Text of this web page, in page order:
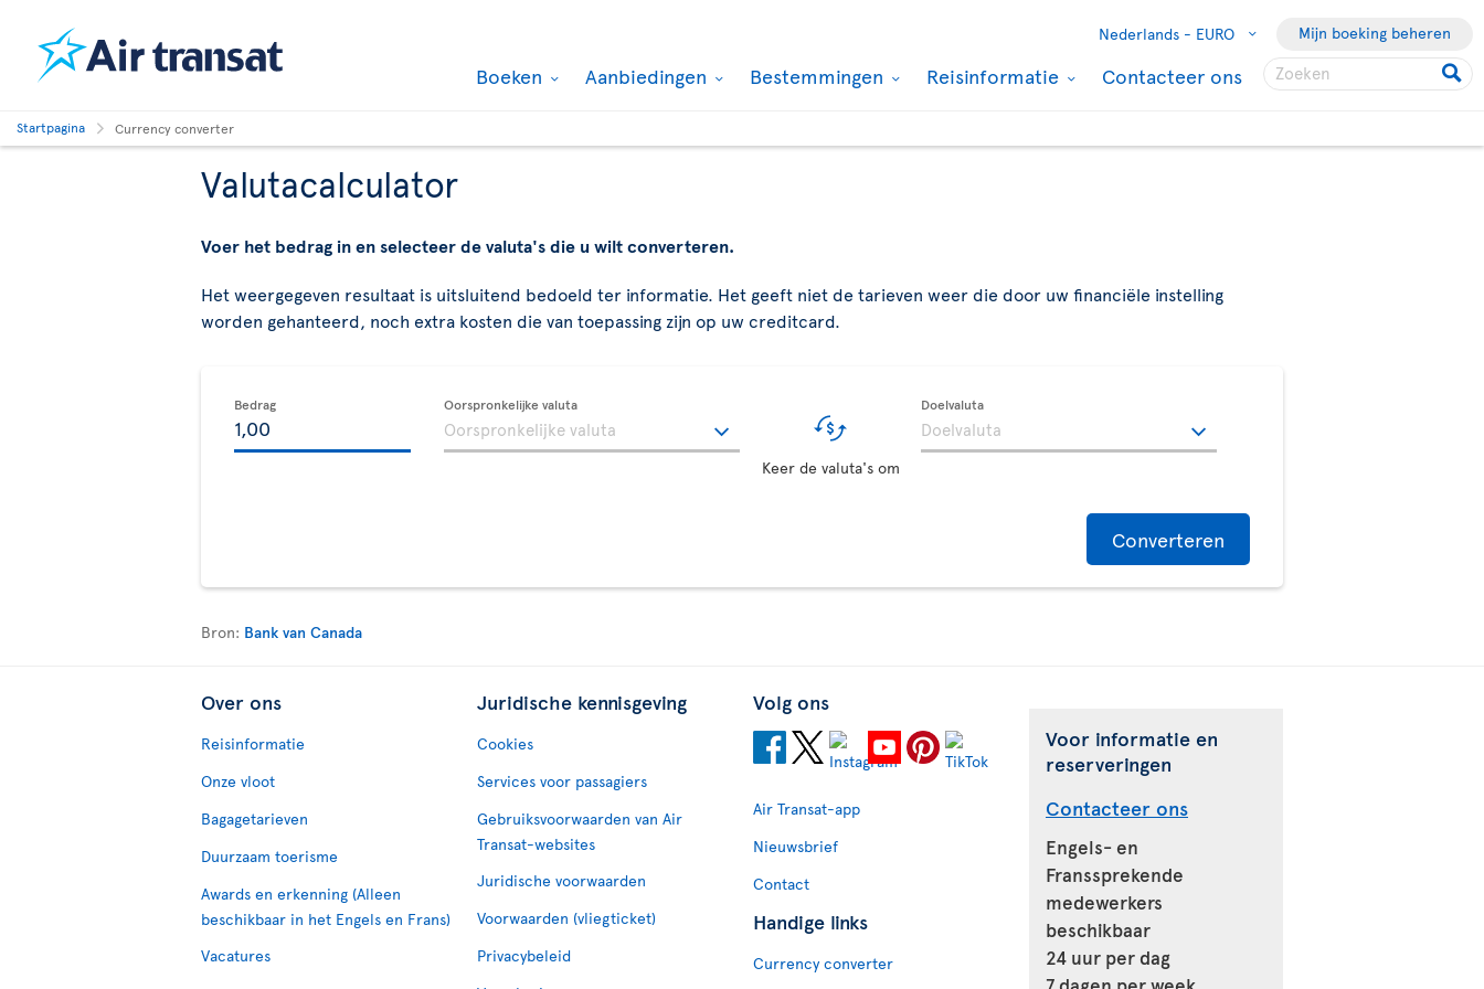
Nederlands - EURO Mijn boeking beheren
Boeken Aanbiedingen Bestemmingen Reisinformatie Contacteer ons
Startpagina Currency converter
Valutacalculator
Voer het bedrag in en selecteer de valuta's die u wilt converteren.
Het weergegeven resultaat is uitsluitend bedoeld ter informatie. Het geeft niet de tarieven weer die door uw financiële instelling
worden gehanteerd, noch extra kosten die van toepassing zijn op uw creditcard.
Bedrag Oorspronkelijke valuta
Keer de valuta's om
Doelvaluta
Converteren
Bron: Bank van Canada
Over ons
Reisinformatie
Onze vloot
Bagagetarieven
Duurzaam toerisme
Awards en erkenning (Alleen
beschikbaar in het Engels en Frans)
Vacatures
Juridische kennisgeving
Cookies
Services voor passagiers
Gebruiksvoorwaarden van Air
Transat-websites
Juridische voorwaarden
Voorwaarden (vliegticket)
Privacybeleid
Volg ons
Air Transat-app
Nieuwsbrief
Contact
Handige links
Currency converter
Voor informatie en
reserveringen
Contacteer ons
Engels- en
Franssprekende
medewerkers
beschikbaar
24 uur per dag